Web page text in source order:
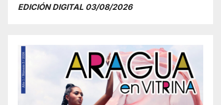
EDICIÓN DIGITAL 03/08/2026